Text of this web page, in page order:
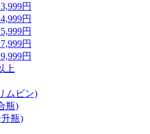
円
円
円
円
円
上
ムビン)
瓶)
升瓶)